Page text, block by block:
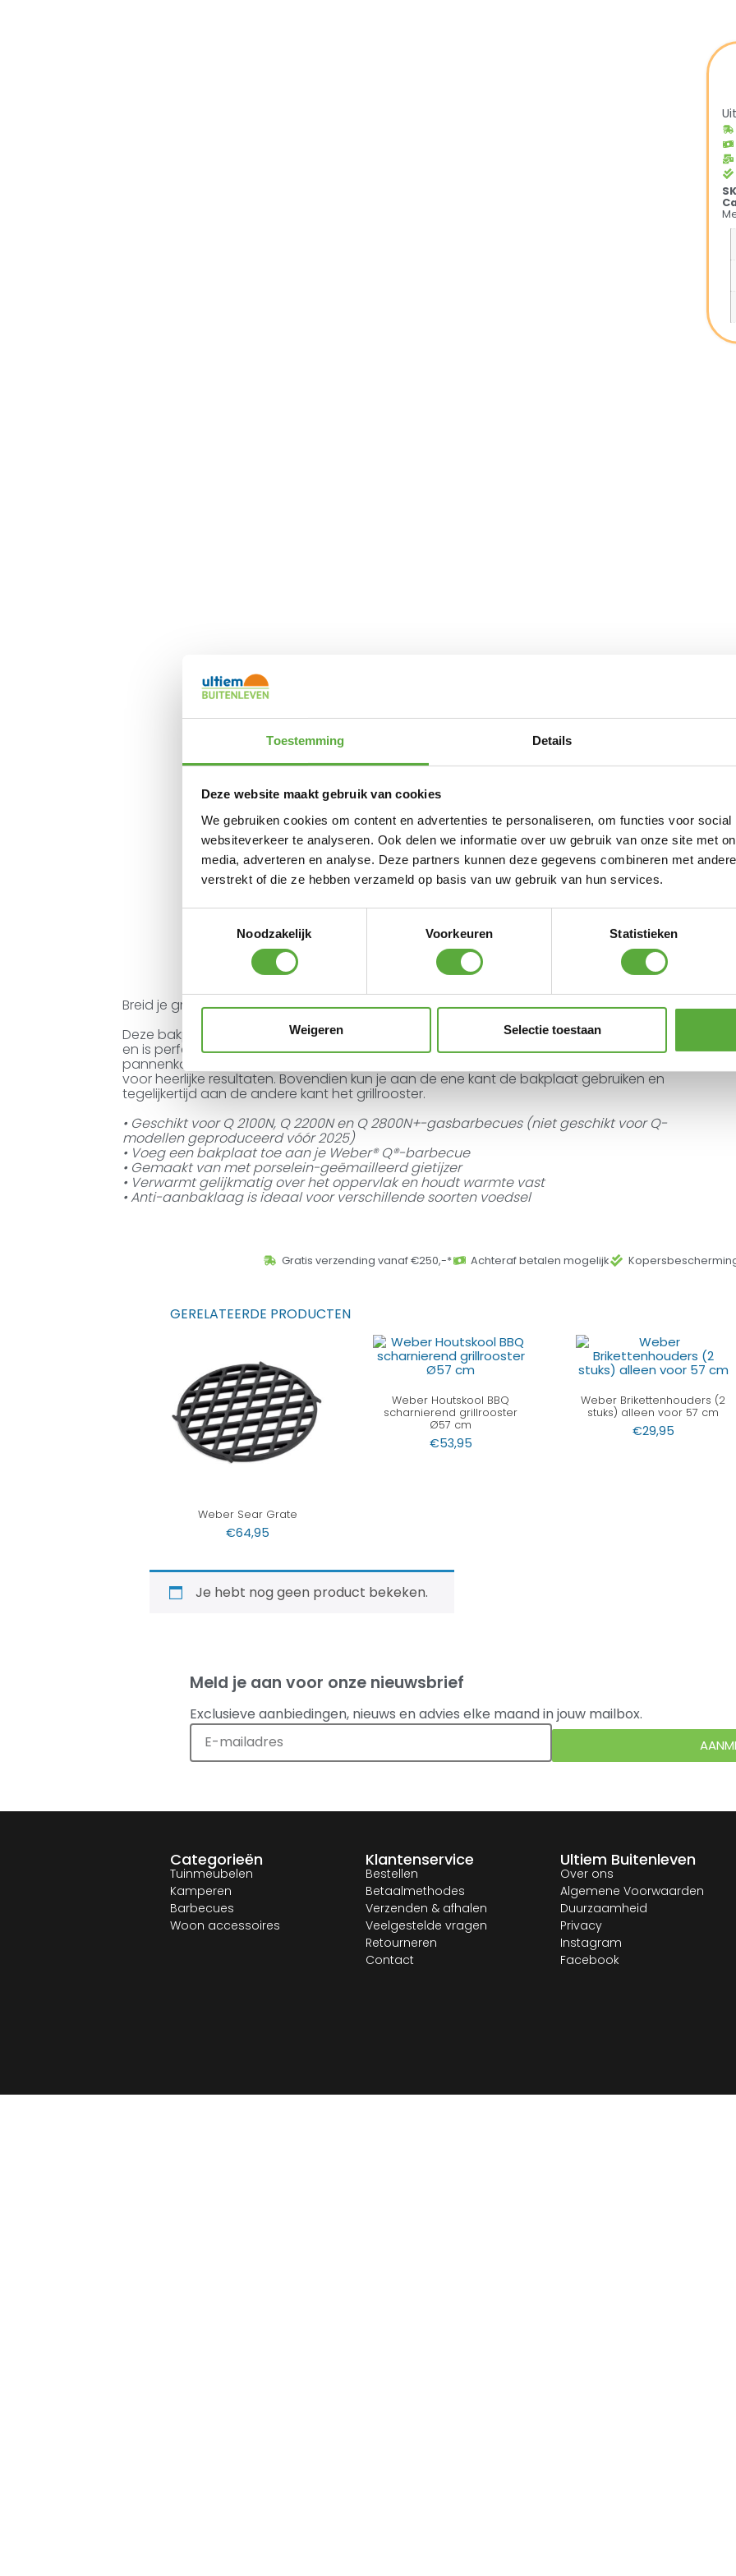
Toestemming Details
Deze website maakt gebruik van cookies
We gebruiken cookies om content en advertenties te personaliseren, om functies voor social
websiteverkeer te analyseren. Ook delen we informatie over uw gebruik van onze site met
media, adverteren en analyse. Deze partners kunnen deze gegevens combineren met
verstrekt of die ze hebben verzameld op basis van uw gebruik van hun services.
Noodzakelijk
Voorkeuren Statistieken
Weigeren Selectie toestaan
Breid je grillmogelijkheden uit met een bakplaat voor je Weber Q-barbecue.
Deze bakplaat van met porselein geëmailleerd gietijzer heeft een anti-aanbaklaag
en is perfect voor gerechten als gebakken eieren, bacon, smashed burgers,
pannenkoeken, vis en meer. Hij verdeelt de warmte gelijkmatig over het oppervlak
voor heerlijke resultaten. Bovendien kun je aan de ene kant de bakplaat gebruiken en
tegelijkertijd aan de andere kant het grillrooster.
• Geschikt voor Q 2100N, Q 2200N en Q 2800N+-gasbarbecues (niet geschikt voor Q-
modellen geproduceerd vóór 2025)
• Voeg een bakplaat toe aan je Weber® Q®-barbecue
• Gemaakt van met porselein-geëmailleerd gietijzer
• Verwarmt gelijkmatig over het oppervlak en houdt warmte vast
• Anti-aanbaklaag is ideaal voor verschillende soorten voedsel
Gratis verzending vanaf €250,-* Achteraf betalen mogelijk
GERELATEERDE PRODUCTEN
Weber Sear Grate
€64,95
Weber Houtskool BBQ
scharnierend grillrooster
Ø57 cm
€53,95
Weber Brikettenhouders (2
stuks) alleen voor 57 cm
€29,95
Je hebt nog geen product bekeken.
Meld je aan voor onze nieuwsbrief
Exclusieve aanbiedingen, nieuws en advies elke maand in jouw mailbox.
Categorieën
Tuinmeubelen
Kamperen
Barbecues
Woon accessoires
Klantenservice
Bestellen
Betaalmethodes
Verzenden & afhalen
Veelgestelde vragen
Retourneren
Contact
Ultiem Buitenleven
Over ons
Algemene Voorwaarden
Duurzaamheid
Privacy
Instagram
Facebook